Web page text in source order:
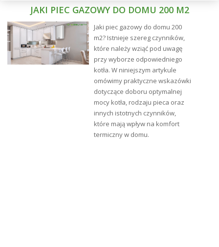
JAKI PIEC GAZOWY DO DOMU 200 M2
Jaki piec gazowy do domu 200
m2? Istnieje szereg czynników,
które należy wziąć pod uwagę
przy wyborze odpowiedniego
kotła. W niniejszym artykule
omówimy praktyczne wskazówki
dotyczące doboru optymalnej
mocy kotła, rodzaju pieca oraz
innych istotnych czynników,
które mają wpływ na komfort
termiczny w domu.